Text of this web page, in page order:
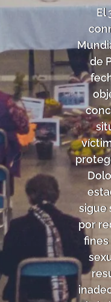
El
de
sigue
por
fines